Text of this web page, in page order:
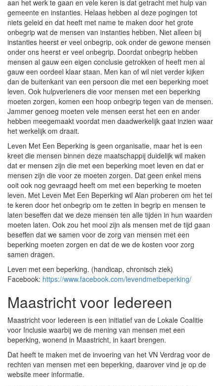
aan het werk te gaan en vele keren is dat getracht met hulp van
gemeente en instanties. Helaas hebben al deze pogingen tot
niets geleid en dat heeft met name te maken door het grote
onbegrip wat de mensen van instanties hebben. Niet alleen bij
instanties heerst er veel onbegrip, ook onder de gewone mensen
onder ons heerst er veel onbegrip. Doordat onbegrip hebben
mensen al gauw een eigen conclusie getrokken of heeft men al
gauw een oordeel klaar staan. Men kan of wil niet verder kijken
dan de buitenkant van een persoon die met een beperking moet
leven. Ook hulpverleners die voor mensen met een beperking
moeten zorgen, komen een hoop onbegrip tegen van de mensen.
Jammer genoeg moeten vele mensen eerst het een en ander
hebben meegemaakt voordat men daadwerkelijk gaat inzien waar
het werkelijk om draait.
Leven Met Een Beperking is geen organisatie, maar het is een
kreet die mensen binnen deze maatschappij duidelijk wil maken
dat er mensen zijn die met een beperking moet leven en dat er
mensen zijn die voor ze moeten zorgen. Dat geen enkel mens
ooit ook nog gevraagd heeft om met een beperking te moeten
leven. Met Leven Met Een Beperking wil Alan proberen om het tei
te keren door het onbegrip om te zetten in begrip en mensen te
laten beseffen dat we deze mensen ten alle tijden in hun waarden
moeten laten. Ook zou het mooi zijn als mensen met de tijd gaan
beseffen dat we samen voor de zorg van mensen met een
beperking moeten zorgen en dat de we de kosten voor zorg
samen dragen.
Leven met een beperking. (handicap, chronisch ziek)
Facebook: https://www.facebook.com/levendmetbeperking/
Maastricht voor Iedereen
Maastricht voor Iedereen is een initiatief van de Lokale Coalitie
voor Inclusie waarbij we de mening van mensen met een
beperking, wonend in Maastricht, in kaart brengen.
Dat heeft te maken met de invoering van het VN Verdrag voor de
rechten van mensen met een beperking, daarover vind je op de
website meer informatie.